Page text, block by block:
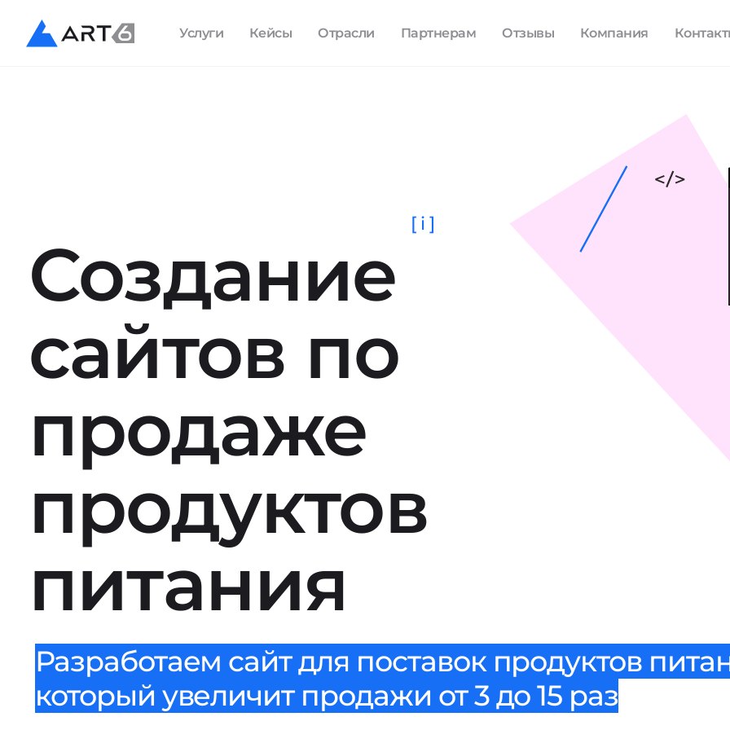
Услуги Кейсы Отрасли Партнерам Отзывы Компания
Создание
сайтов по
продаже
продуктов
питания
[ i ]
Разработаем сайт для поставок продуктов
который увеличит продажи от 3 до 15 раз